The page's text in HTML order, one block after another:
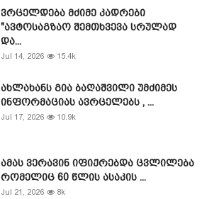
ვრცელდება მძიმე კადრები
"ავტოსაგზაო შემთხვევა სრულად
და...
Jul 14, 2026 15.4k
ახლახანს გია ბაღაშვილი უმძიმეს
ინფორმაციას ავრცელებს , ...
Jul 17, 2026 10.9k
ამას ვერავინ იფიქრებდა ცვლილება
რომელიც 60 წლის ასაკის ...
Jul 21, 2026 8k